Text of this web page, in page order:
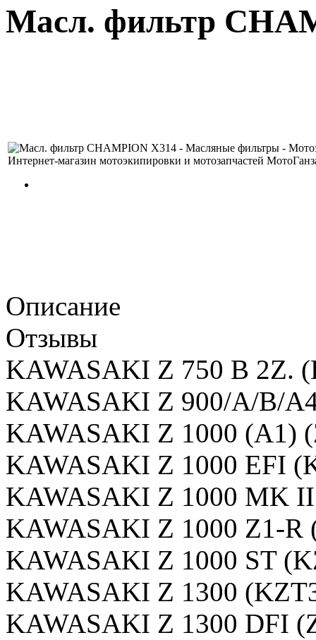
Масл. фильтр
Описание
Отзывы
KAWASAKI Z 750 B 2Z.
KAWASAKI Z 900/A/B/
KAWASAKI Z 1000 (A1)
KAWASAKI Z 1000 EFI
KAWASAKI Z 1000 MK
KAWASAKI Z 1000 Z1-R
KAWASAKI Z 1000 ST
KAWASAKI Z 1300
KAWASAKI Z 1300 DFI